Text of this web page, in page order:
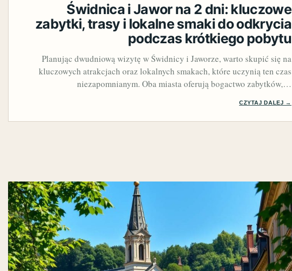
Świdnica i Jawor na 2 dni: kluczowe
zabytki, trasy i lokalne smaki do odkrycia
podczas krótkiego pobytu
Planując dwudniową wizytę w Świdnicy i Jaworze, warto skupić się na
kluczowych atrakcjach oraz lokalnych smakach, które uczynią ten czas
niezapomnianym. Oba miasta oferują bogactwo zabytków,…
CZYTAJ DALEJ →